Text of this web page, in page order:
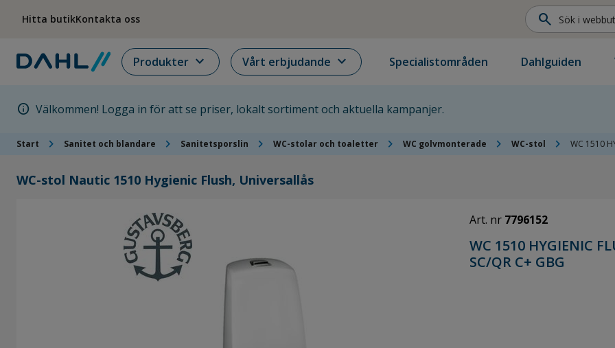
Hitta butikKontakta oss search
Produkter expand_more Vårt erbjudande expand_more Specialistområden Dahlguiden
info Välkommen! Logga in för att se priser, lokalt sortiment och aktuella kampanjer.
Start chevron_right Sanitet och blandare chevron_right Sanitetsporslin chevron_right WC-stolar och toaletter chevron_right WC golvmonterade chevron_right WC-stol chevron_right WC 1510
WC-stol Nautic 1510 Hygienic Flush, Universallås
Art. nr 7796152
WC 1510 HYGIENIC
SC/QR C+ GBG